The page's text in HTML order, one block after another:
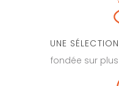
UNE
fondée sur